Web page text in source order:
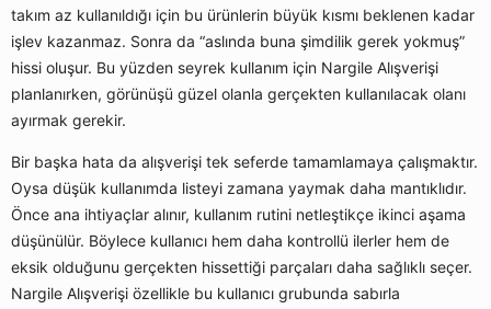
takım az kullanıldığı için bu ürünlerin büyük kısmı beklenen kadar
işlev kazanmaz. Sonra da “aslında buna şimdilik gerek yokmuş”
hissi oluşur. Bu yüzden seyrek kullanım için Nargile Alışverişi
planlanırken, görünüşü güzel olanla gerçekten kullanılacak olanı
ayırmak gerekir.
Bir başka hata da alışverişi tek seferde tamamlamaya çalışmaktır.
Oysa düşük kullanımda listeyi zamana yaymak daha mantıklıdır.
Önce ana ihtiyaçlar alınır, kullanım rutini netleştikçe ikinci aşama
düşünülür. Böylece kullanıcı hem daha kontrollü ilerler hem de
eksik olduğunu gerçekten hissettiği parçaları daha sağlıklı seçer.
Nargile Alışverişi özellikle bu kullanıcı grubunda sabırla